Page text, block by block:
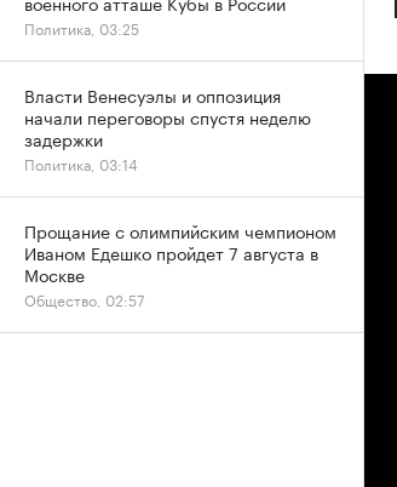
Политика, 03:25
Власти Венесуэлы и оппозиция
начали переговоры спустя неделю
задержки
Политика, 03:14
Прощание с олимпийским чемпионом
Иваном Едешко пройдет 7 августа в
Москве
Общество, 02:57